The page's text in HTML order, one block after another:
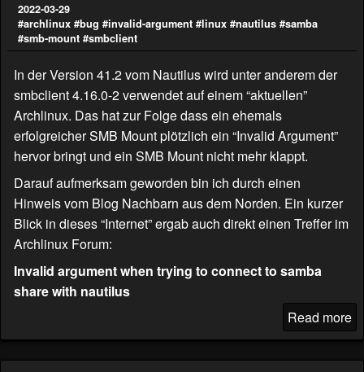
2022-03-29
#archlinux #bug #invalid-argument #linux #nautilus #samba
#smb-mount #smbclient
In der Version 41.2 vom Nautilus wird unter anderem der
smbclient 4.16.0-2 verwendet auf einem “aktuellen”
Archlinux. Das hat zur Folge dass ein ehemals
erfolgreicher SMB Mount plötzlich ein “Invalid Argument”
hervor bringt und ein SMB Mount nicht mehr klappt.
Darauf aufmerksam geworden bin ich durch einen
Hinweis vom Blog Nachbarn aus dem Norden. Ein kurzer
Blick in dieses “Internet” ergab auch direkt einen Treffer im
Archlinux Forum:
Invalid argument when trying to connect to samba
share with nautilus
Read more